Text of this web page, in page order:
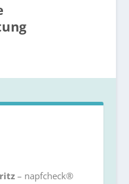
– napfcheck®